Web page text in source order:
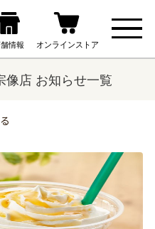
像店 お知らせ一覧